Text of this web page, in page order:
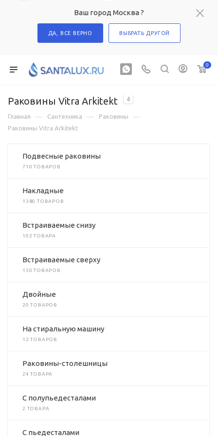
Ваш город Москва ?
ДА, ВСЕ ВЕРНО ВЫБРАТЬ ДРУГОЙ
0
Раковины Vitra Arkitekt 4
Главная — Сантехника — Раковины —
Раковины Vitra Arkitekt
Подвесные раковины
710 ТОВАРОВ
Накладные
1380 ТОВАРОВ
Встраиваемые снизу
102 ТОВАРА
Встраиваемые сверху
150 ТОВАРОВ
Двойные
20 ТОВАРОВ
На стиральную машину
12 ТОВАРОВ
Раковины-столешницы
24 ТОВАРА
С полупьедесталами
2 ТОВАРА
С пьедесталами